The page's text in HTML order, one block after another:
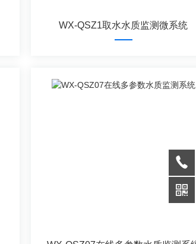
WX-QSZ1取水水质监测微系统